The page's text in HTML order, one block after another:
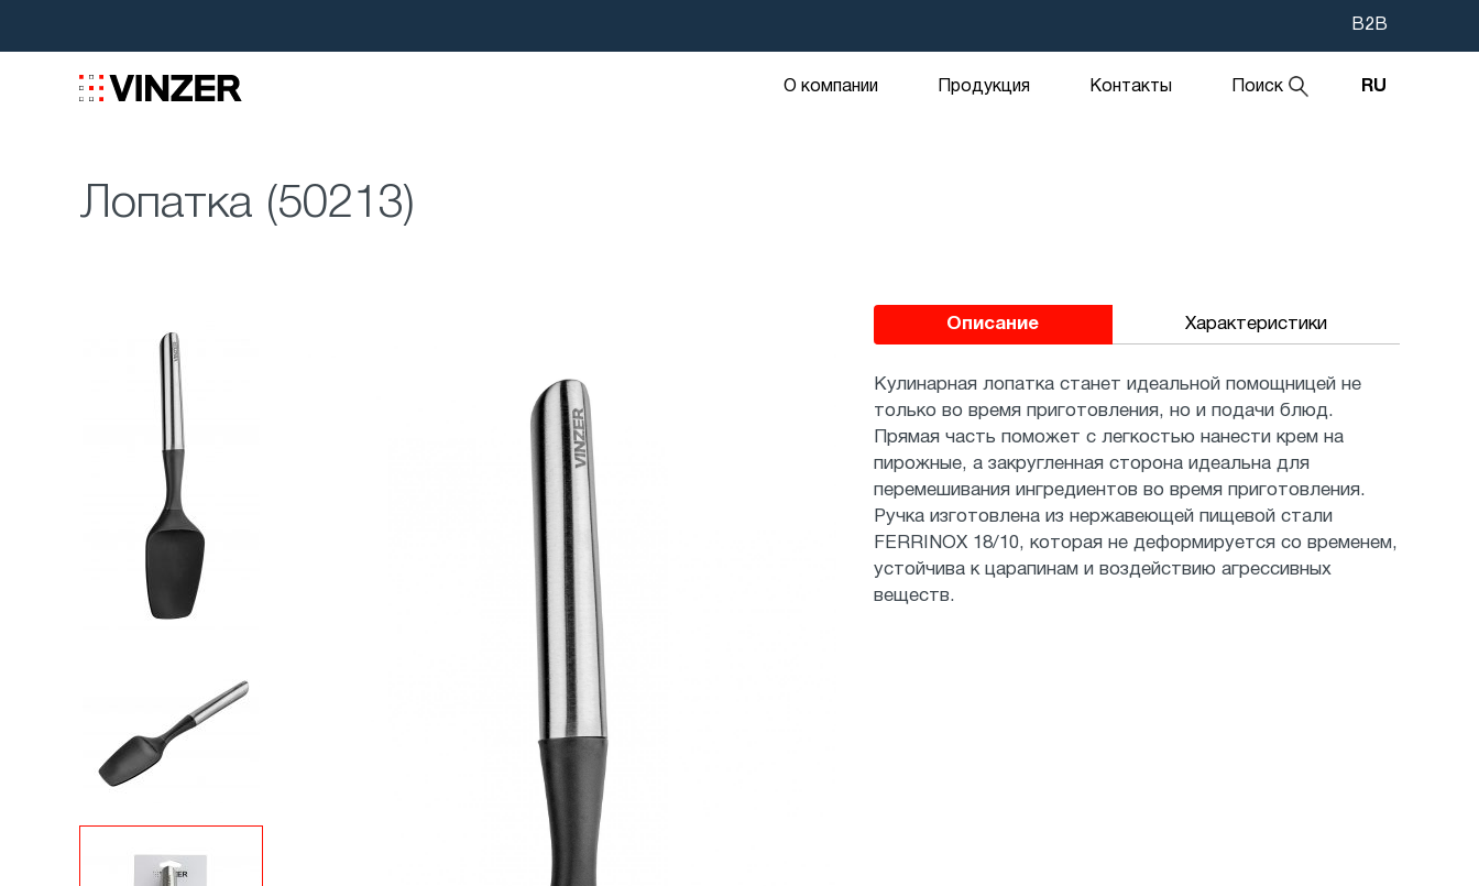
В2В
О компании Продукция Контакты Поиск RU
Лопатка (50213)
Описание Характеристики
Кулинарная лопатка станет идеальной помощницей не
только во время приготовления, но и подачи блюд.
Прямая часть поможет с легкостью нанести крем на
пирожные, а закругленная сторона идеальна для
перемешивания ингредиентов во время приготовления.
Ручка изготовлена из нержавеющей пищевой стали
FERRINOX 18/10, которая не деформируется со временем,
устойчива к царапинам и воздействию агрессивных
веществ.